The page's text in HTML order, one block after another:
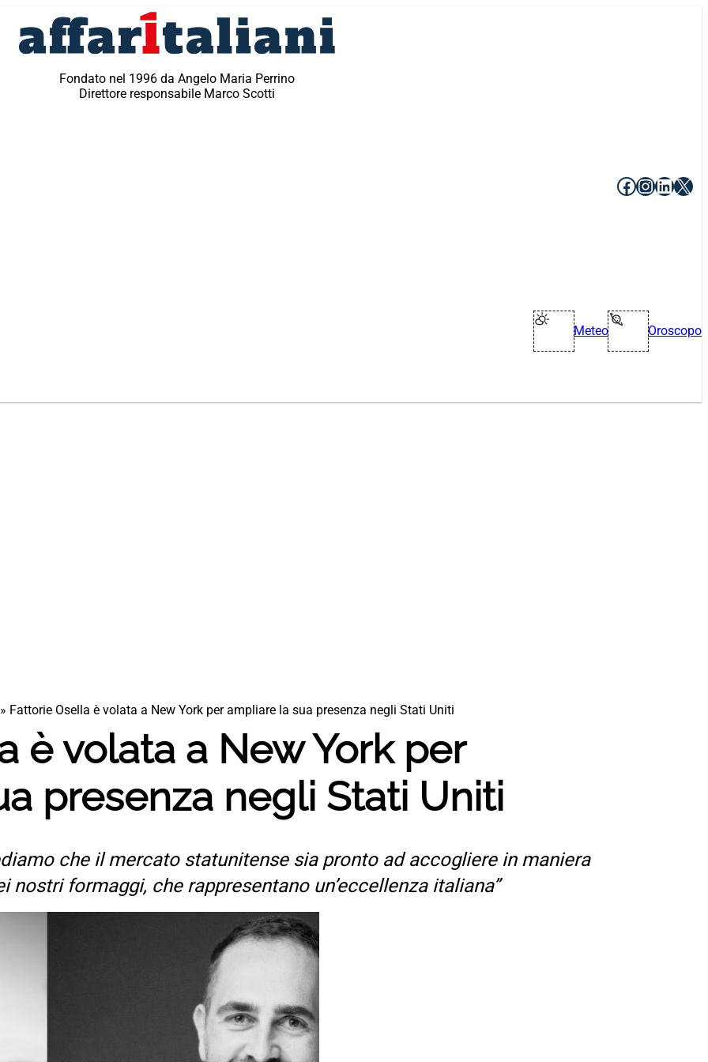
Fondato nel 1996 da Angelo Maria Perrino
Direttore responsabile Marco Scotti
Facebook
X
Meteo Oroscopo
» Fattorie Osella è volata a New York per ampliare la sua presenza negli Stati Uniti
è volata a New York per
presenza negli Stati Uniti
che il mercato statunitense sia pronto ad accogliere in maniera
nostri formaggi, che rappresentano un’eccellenza italiana”